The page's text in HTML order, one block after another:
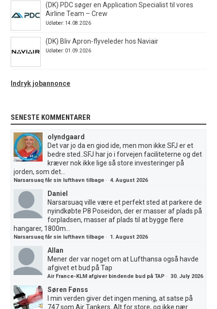
(DK) PDC søger en Application Specialist til vores
Airline Team – Crew
Udløber: 14.08.2026
(DK) Bliv Apron-flyveleder hos Naviair
Udløber: 01.09.2026
Indryk jobannonce
SENESTE KOMMENTARER
olyndgaard
Det var jo da en giod ide, men mon ikke SFJ er et
bedre sted..SFJ har jo i forvejen faciliteterne og det
kræver nok ikke lige så store investeringer på
jorden, som det...
Narsarsuaq får sin lufthavn tilbage ·4. August 2026
Daniel
Narsarsuaq ville være et perfekt sted at parkere de
nyindkøbte P8 Poseidon, der er masser af plads på
forpladsen, masser af plads til at bygge flere
hangarer, 1800m...
Narsarsuaq får sin lufthavn tilbage · 1. August 2026
Allan
Mener der var noget om at Lufthansa også havde
afgivet et bud på Tap
Air France-KLM afgiver bindende bud på TAP ·30. July 2026
Søren Fønss
I min verden giver det ingen mening, at satse på
747 som Air Tankers. Alt for store, og ikke nær